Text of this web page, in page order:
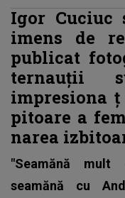
Igor Cuciuc
imens de
publicat
ternauții
impresiona ț
pitoare a
narea
"Seamănă mult
seamănă cu